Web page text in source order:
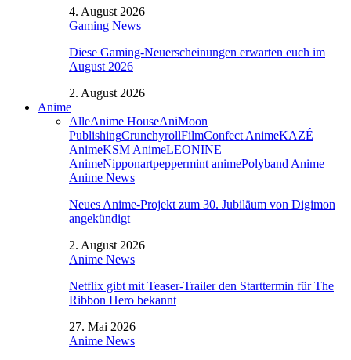
4. August 2026
Gaming News
Diese Gaming-Neuerscheinungen erwarten euch im
August 2026
2. August 2026
Anime
AlleAnime HouseAniMoon
PublishingCrunchyrollFilmConfect AnimeKAZÉ
AnimeKSM AnimeLEONINE
AnimeNipponartpeppermint animePolyband Anime
Anime News
Neues Anime-Projekt zum 30. Jubiläum von Digimon
angekündigt
2. August 2026
Anime News
Netflix gibt mit Teaser-Trailer den Starttermin für The
Ribbon Hero bekannt
27. Mai 2026
Anime News